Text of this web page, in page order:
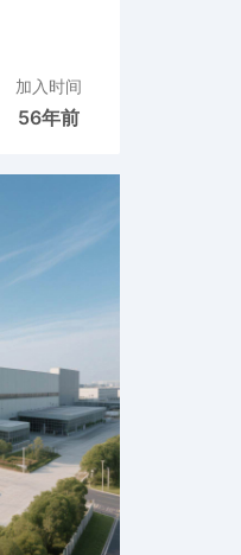
加入时间
56年前